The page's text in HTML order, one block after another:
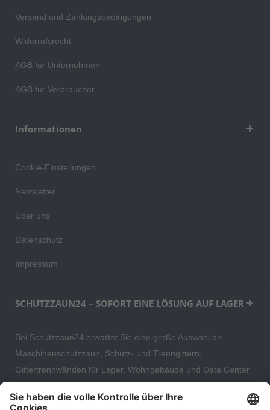
Versand und Zahlungsbedingungen
Widerrufsrecht
AGB für Unternehmen
AGB für Verbraucher
Informationen
Cookie-Einstellungen
Newsletter
Über uns
Datenschutz
Impressum
SCHUTZZAUN24 – SOFORT EINE LÖSUNG AUF LAGER
Bei Schutzzaun24 erwartet Sie eine große Auswahl an
Maschinenschutzzaun, Schutz- und Trenngittern,
Gittertrennwänden für Lager, Wohngebäude und Data Center
hochwertige Gartenzäune und Zaunsysteme für die sichere